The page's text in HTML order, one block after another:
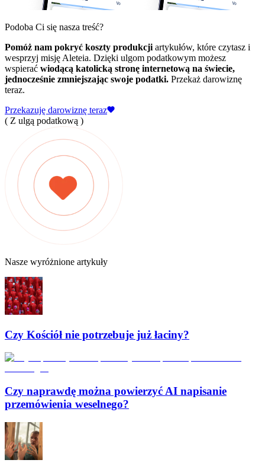
Podoba Ci się nasza treść?
Pomóż nam pokryć koszty produkcji artykułów, które czytasz i
wesprzyj misję Aleteia. Dzięki ulgom podatkowym możesz
wspierać wiodącą katolicką stronę internetową na świecie,
jednocześnie zmniejszając swoje podatki. Przekaż darowiznę
teraz.
Przekazuję darowiznę teraz
( Z ulgą podatkową )
Nasze wyróżnione artykuły
Czy Kościół nie potrzebuje już łaciny?
Czy naprawdę można powierzyć AI napisanie
przemówienia weselnego?